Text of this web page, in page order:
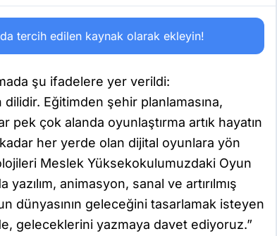
tercih edilen kaynak olarak ekleyin!
şu ifadelere yer verildi:
Eğitimden şehir planlamasına,
çok alanda oyunlaştırma artık hayatın
her yerde olan dijital oyunlara yön
Meslek Yüksekokulumuzdaki Oyun
animasyon, sanal ve artırılmış
dünyasının geleceğini tasarlamak isteyen
geleceklerini yazmaya davet ediyoruz.”